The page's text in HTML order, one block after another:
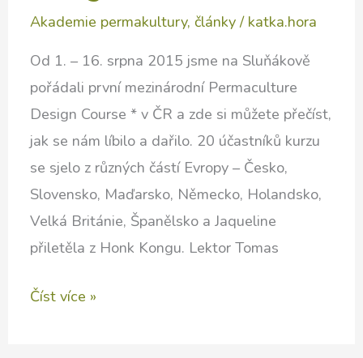
Akademie permakultury,články/ katka.hora
Od 1. – 16. srpna 2015 jsme na Sluňákově
pořádali první mezinárodní Permaculture
Design Course * v ČR a zde si můžete přečíst,
jak se nám líbilo a dařilo. 20 účastníků kurzu
se sjelo z různých částí Evropy – Česko,
Slovensko, Maďarsko, Německo, Holandsko,
Velká Británie, Španělsko a Jaqueline
přiletěla z Honk Kongu. Lektor Tomas
Mezinárodní
Číst více »